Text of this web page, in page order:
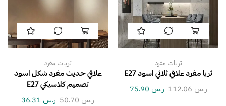
ثريات مفرد
ثريا مفرد علاقي ثلاثي اسود E27
ر.س112.06 ر.س
ثريات مفرد
علاقي حديث مفرد شكل اسود
تصميم كلاسيكي E27
ر.س50.70 ر.س